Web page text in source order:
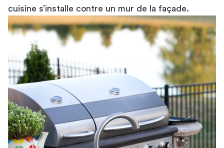
cuisine s’installe contre un mur de la façade.